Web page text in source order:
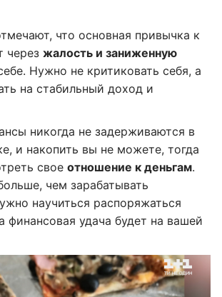
что основная привычка к
через жалость и заниженную
Нужно не критиковать себя, а
на стабильный доход и
никогда не задерживаются в
и накопить вы не можете, тогда
свое отношение к деньгам.
чем зарабатывать
научиться распоряжаться
финансовая удача будет на вашей